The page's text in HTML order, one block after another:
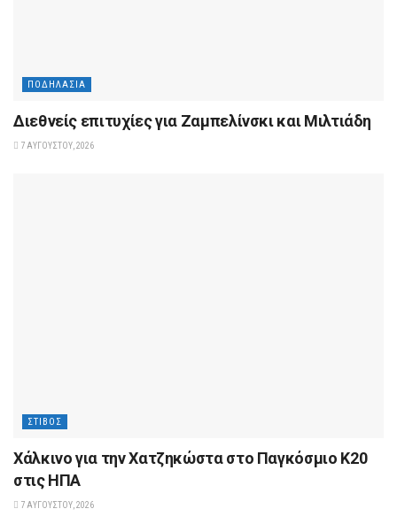
ΠΟΔΗΛΑΣΊΑ
Διεθνείς επιτυχίες για Ζαμπελίνσκι και Μιλτιάδη
7 ΑΥΓΟΎΣΤΟΥ, 2026
ΣΤΊΒΟΣ
Xάλκινο για την Χατζηκώστα στο Παγκόσμιο Κ20
στις ΗΠΑ
7 ΑΥΓΟΎΣΤΟΥ, 2026